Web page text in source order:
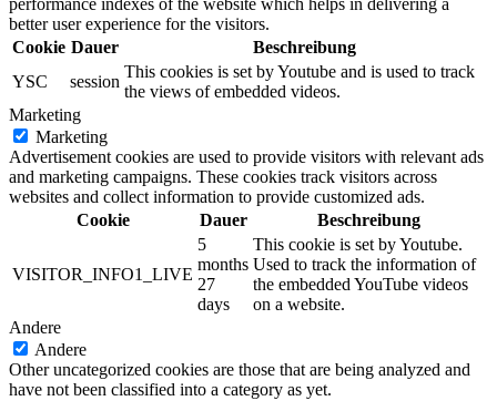
performance indexes of the website which helps in delivering a
better user experience for the visitors.
Cookie Dauer
Beschreibung
YSC
session
This cookies is set by Youtube and is used to track
the views of embedded videos.
Marketing
Marketing
Advertisement cookies are used to provide visitors with relevant ads
and marketing campaigns. These cookies track visitors across
websites and collect information to provide customized ads.
Cookie
Dauer Beschreibung
VISITOR_INFO1_LIVE
5
months
27
days
This cookie is set by Youtube.
Used to track the information of
the embedded YouTube videos
on a website.
Andere
Andere
Other uncategorized cookies are those that are being analyzed and
have not been classified into a category as yet.